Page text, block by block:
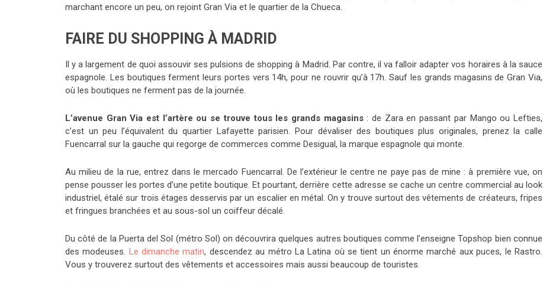
marchant encore un peu, on rejoint Gran Via et le quartier de la Chueca.
FAIRE DU SHOPPING À MADRID
Il y a largement de quoi assouvir ses pulsions de shopping à Madrid. Par contre, il va falloir adapter vos horaires à la sauce
espagnole. Les boutiques ferment leurs portes vers 14h, pour ne rouvrir qu’à 17h. Sauf les grands magasins de Gran Via,
où les boutiques ne ferment pas de la journée.
L’avenue Gran Via est l’artère ou se trouve tous les grands magasins: de Zara en passant par Mango ou Lefties,
c’est un peu l’équivalent du quartier Lafayette parisien. Pour dévaliser des boutiques plus originales, prenez la calle
Fuencarral sur la gauche qui regorge de commerces comme Desigual, la marque espagnole qui monte.
Au milieu de la rue, entrez dans le mercado Fuencarral. De l’extérieur le centre ne paye pas de mine : à première vue, on
pense pousser les portes d’une petite boutique. Et pourtant, derrière cette adresse se cache un centre commercial au look
industriel, étalé sur trois étages desservis par un escalier en métal. On y trouve surtout des vêtements de créateurs, fripes
et fringues branchées et au sous-sol un coiffeur décalé.
Du côté de la Puerta del Sol (métro Sol) on découvrira quelques autres boutiques comme l’enseigne Topshop bien connue
des modeuses. Le dimanche matin, descendez au métro La Latina où se tient un énorme marché aux puces, le Rastro.
Vous y trouverez surtout des vêtements et accessoires mais aussi beaucoup de touristes.